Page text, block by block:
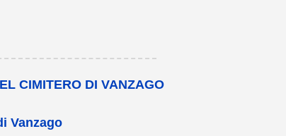
CIMITERO DI VANZAGO
Vanzago